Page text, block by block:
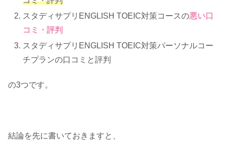
スタディサプリENGLISH TOEIC対策コースの悪い口
コミ・評判
スタディサプリENGLISH TOEIC対策パーソナルコー
チプランの口コミと評判
の3つです。
結論を先に書いておきますと、